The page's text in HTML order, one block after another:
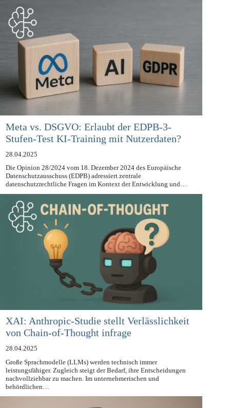
„algorithmisches Management“ (AM) bezeichnete Phänomen…
Meta vs. DSGVO: Erlaubt der EDPB-3-
Stufen-Test KI-Training mit Nutzerdaten?
28.04.2025
Die Opinion 28/2024 vom 18. Dezember 2024 des Europäische
Datenschutzausschuss (EDPB) adressiert zentrale
datenschutzrechtliche Fragen im Kontext der Entwicklung und…
XAI: Anthropic-Studie stellt Verlässlichkeit
von Chain-of-Thought infrage
28.04.2025
Große Sprachmodelle (LLMs) werden technisch immer
leistungsfähiger. Zugleich steigt der Bedarf, ihre Entscheidungen
nachvollziehbar zu machen. Im unternehmerischen und
behördlichen…